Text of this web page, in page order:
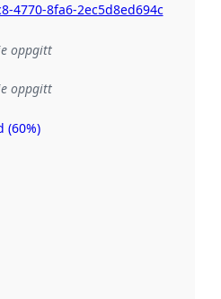
4770-8fa6-2ec5d8ed694c
oppgitt
oppgitt
(60%)